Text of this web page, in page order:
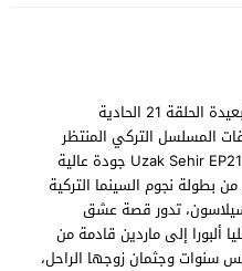
مشاهدة وتحميل مسلسل المدينة البعيدة الحلقة 21 الحادية
المسلسل التركي المنتظر
“المدينة البعيدة حلقة 21” اون لاين Uzak Sehir EP21 جودة عالية
بطولة نجوم السينما التركية
سيلاسون‏، تدور قصة عشق
ألبورا إلى ماردين قادمة من
سنوات وجثمان زوجها الراحل،